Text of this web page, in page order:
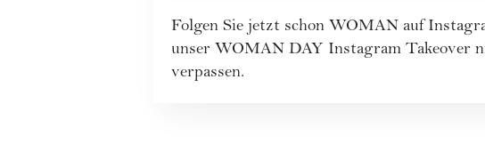
Folgen Sie jetzt schon WOMAN auf
unser WOMAN DAY Instagram Takeover
verpassen.